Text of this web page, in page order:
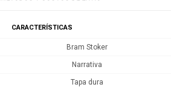
CARACTERÍSTICAS
Bram Stoker
Narrativa
Tapa dura